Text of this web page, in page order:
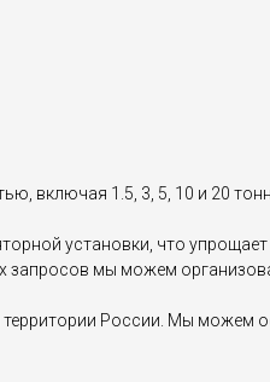
включая 1.5, 3, 5, 10 и 20
установки, что упрощает
запросов мы можем
территории России. Мы можем